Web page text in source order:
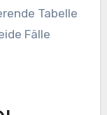
Tabelle
Fälle